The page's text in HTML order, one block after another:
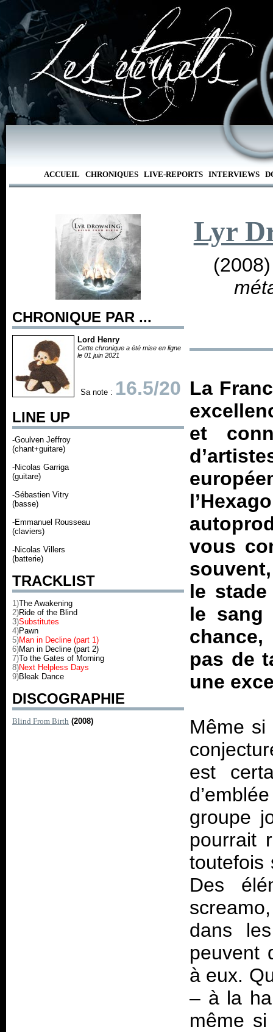
ACCUEIL CHRONIQUES LIVE-REPORTS INTERVIEWS
CHRONIQUE PAR ...
Lord Henry
Cette chronique a été mise en ligne
le 01 juin 2021
Sa note : 16.5/20
LINE UP
-Goulven Jeffroy
(chant+guitare)
-Nicolas Garriga
(guitare)
-Sébastien Vitry
(basse)
-Emmanuel Rousseau
(claviers)
-Nicolas Villers
(batterie)
TRACKLIST
1)The Awakening
2)Ride of the Blind
3)Substitutes
4)Pawn
5)Man in Decline (part 1)
6)Man in Decline (part 2)
7)To the Gates of Morning
8)Next Helpless Days
9)Bleak Dance
DISCOGRAPHIE
Blind From Birth (2008)
Lyr
La
et
vous
le
le
pas de
une
Même si
est
groupe
pourrait
toutefois
Des
dans
peuvent
à eux.
– à la
même